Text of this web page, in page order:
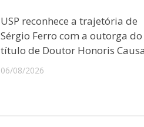
USP reconhece a trajetória de
Sérgio Ferro com a outorga do
título de Doutor Honoris
06/08/2026